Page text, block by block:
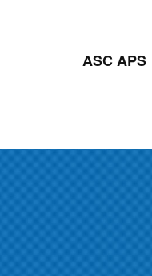
ASC APS